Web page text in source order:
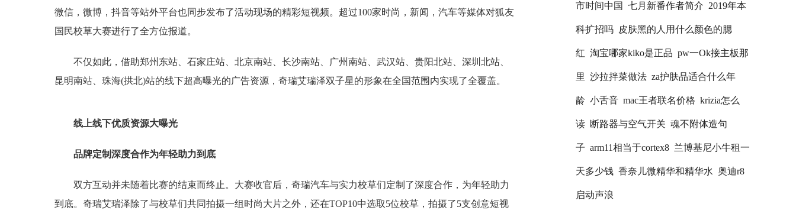
微信，微博，抖音等站外平台也同步发布了活动现场的精彩短视频。超过100家时尚，新闻，汽车等媒体对狐友
国民校草大赛进行了全方位报道。
不仅如此，借助郑州东站、石家庄站、北京南站、长沙南站、广州南站、武汉站、贵阳北站、深圳北站、
昆明南站、珠海(拱北)站的线下超高曝光的广告资源，奇瑞艾瑞泽双子星的形象在全国范围内实现了全覆盖。
线上线下优质资源大曝光
品牌定制深度合作为年轻助力到底
双方互动并未随着比赛的结束而终止。大赛收官后，奇瑞汽车与实力校草们定制了深度合作，为年轻助力
到底。奇瑞艾瑞泽除了与校草们共同拍摄一组时尚大片之外，还在TOP10中选取5位校草，拍摄了5支创意短视
市时间中国 七月新番作者简介 2019年本
科扩招吗 皮肤黑的人用什么颜色的腮
红 淘宝哪家kiko是正品 pw一Ok接主板那
里 沙拉拌菜做法 za护肤品适合什么年
龄 小舌音 mac王者联名价格 krizia怎么
读 断路器与空气开关 魂不附体造句
子 arm11相当于cortex8 兰博基尼小牛租一
天多少钱 香奈儿微精华和精华水 奥迪r8
启动声浪